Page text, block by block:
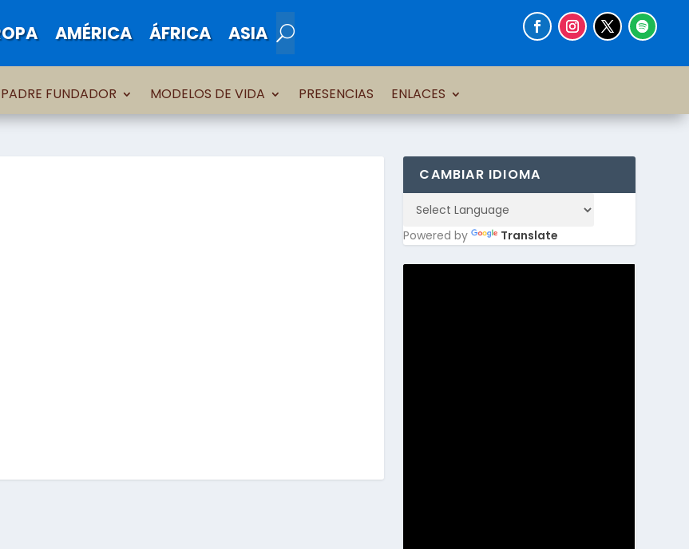
AMÉRICA ÁFRICA ASIA
PADRE FUNDADOR MODELOS DE VIDA PRESENCIAS ENLACES
CAMBIAR IDIOMA
Powered by Translate